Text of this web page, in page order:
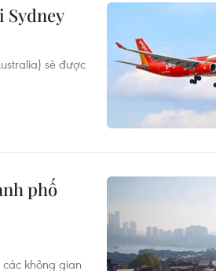
Sydney
sẽ được
phố
không gian